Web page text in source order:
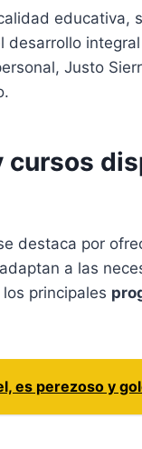
educativa,
Justo
cursos
destaca por
a las
principales
es perezoso y